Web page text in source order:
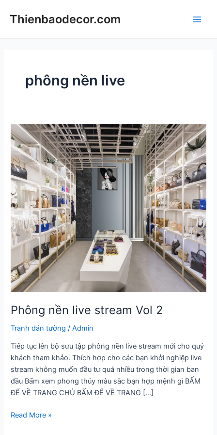
Thienbaodecor.com
phông nền live
Phông nền live stream Vol 2
Tranh dán tường /Admin
Tiếp tục lên bộ sưu tập phông nền live stream mới cho quý
khách tham khảo. Thích hợp cho các bạn khởi nghiệp live
stream không muốn đầu tư quá nhiều trong thời gian ban
đầu Bấm xem phong thủy màu sắc bạn hợp mệnh gì BẤM
ĐỂ VỀ TRANG CHỦ BẤM ĐỂ VỀ TRANG […]
Phông
Read More »